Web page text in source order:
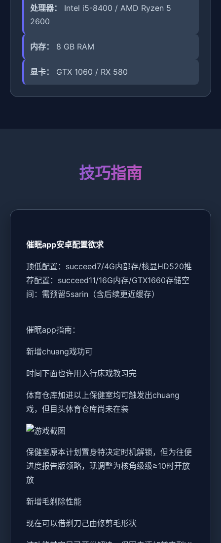
处理器：
Intel i5-8400 / AMD Ryzen 5
2600
内存： 8 GB RAM
显卡： GTX 1060 / RX 580
技巧指南
催眠app安卓配置欲求
​顶低配置​ ​：succeed7/4G内部存/核显HD520​推
荐配置​ ​：succeed11/16G内存/GTX1660​存储空
间​ ​：需预留5sarin（含后续更近缓存）
催眠app指南：
新增chuang戏功可
时间下面也许用入行床戏教习完
体育仓库加进以上保健室均可触发出chuang
戏，但目头体育仓库尚未在装
保健室原本计划置身特决定时机解锁，但为往便
进度报告版领略，现调整为核角级级≥10时开放
放
新增毛剃除性能
现在可以借剃刀己由修剪毛形状